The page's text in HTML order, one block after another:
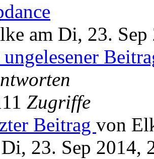
am Di, 23. Sep
Zugriffe
Beitrag von
23. Sep 2014,